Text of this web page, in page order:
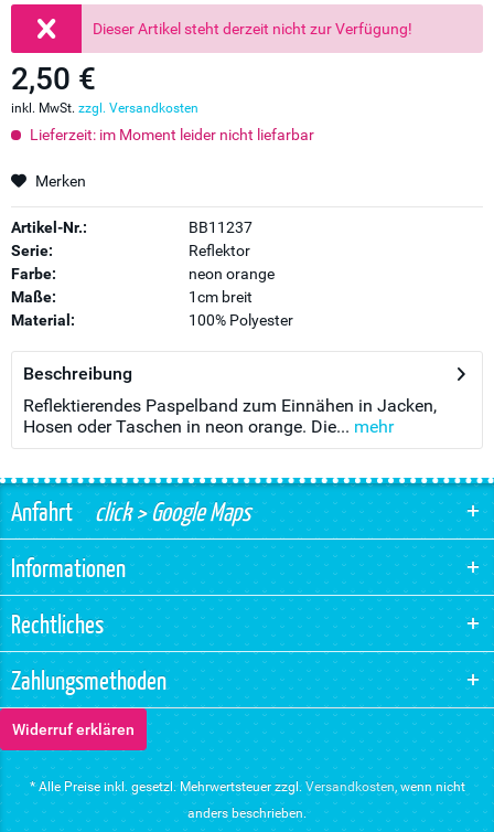
Dieser Artikel steht derzeit nicht zur Verfügung!
2,50 €
inkl. MwSt. zzgl. Versandkosten
Lieferzeit: im Moment leider nicht liefarbar
Merken
Artikel-Nr.:
BB11237
Serie:
Reflektor
Farbe:
neon orange
Maße:
1cm breit
Material:
100% Polyester
Beschreibung
Reflektierendes Paspelband zum Einnähen in Jacken,
Hosen oder Taschen in neon orange. Die... mehr
Anfahrtclick > Google Maps
Informationen
Rechtliches
Zahlungsmethoden
Widerruf erklären
* Alle Preise inkl. gesetzl. Mehrwertsteuer zzgl. Versandkosten, wenn nicht
anders beschrieben.